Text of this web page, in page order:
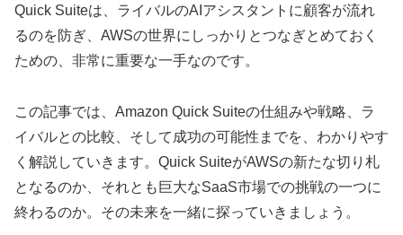
Quick Suiteは、ライバルのAIアシスタントに顧客が流れ
るのを防ぎ、AWSの世界にしっかりとつなぎとめておく
ための、非常に重要な一手なのです。
この記事では、Amazon Quick Suiteの仕組みや戦略、ラ
イバルとの比較、そして成功の可能性までを、わかりやす
く解説していきます。Quick SuiteがAWSの新たな切り札
となるのか、それとも巨大なSaaS市場での挑戦の一つに
終わるのか。その未来を一緒に探っていきましょう。